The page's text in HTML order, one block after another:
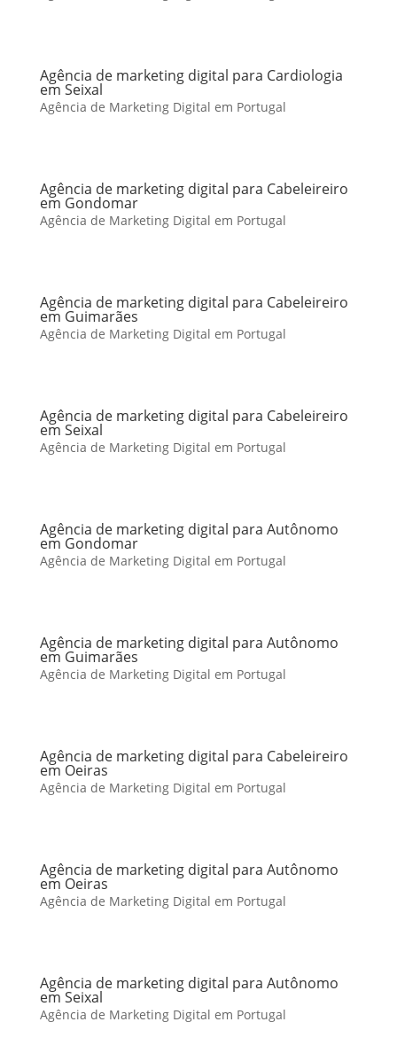
Agência de marketing digital para Cardiologia
em Seixal
Agência de Marketing Digital em Portugal
Agência de marketing digital para Cabeleireiro
em Gondomar
Agência de Marketing Digital em Portugal
Agência de marketing digital para Cabeleireiro
em Guimarães
Agência de Marketing Digital em Portugal
Agência de marketing digital para Cabeleireiro
em Seixal
Agência de Marketing Digital em Portugal
Agência de marketing digital para Autônomo
em Gondomar
Agência de Marketing Digital em Portugal
Agência de marketing digital para Autônomo
em Guimarães
Agência de Marketing Digital em Portugal
Agência de marketing digital para Cabeleireiro
em Oeiras
Agência de Marketing Digital em Portugal
Agência de marketing digital para Autônomo
em Oeiras
Agência de Marketing Digital em Portugal
Agência de marketing digital para Autônomo
em Seixal
Agência de Marketing Digital em Portugal